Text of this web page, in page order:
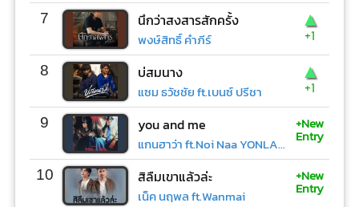
7 นึกว่าสงสารสักครั้ง
พงษ์สิทธิ์ คำภีร์
▲
+1
8 บ่สมนาง
แซม ธวัชชัย ft.เบนซ์ ปรีชา
▲
+1
9 you and me
แกนฮาว่า ft.Noi Naa YONLAPA
+New
Entry
10 สิลืมเขาแล้วล่ะ
เน็ค นฤพล ft.Wanmai
+New
Entry